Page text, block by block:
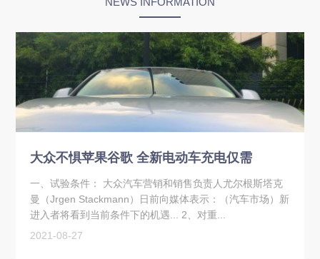
制类项目的经营活动。)；
大众不惧苹果谷歌 全新电动车充电仅需
一、试验条件： 大众汽车营销和销售负责人尤尔根斯塔克
曼（Jrgen Stackmann）日前向媒体表示：（汽车市场）新
进入者将看到当前条件下的机遇... 2、对重...
2021-08-27